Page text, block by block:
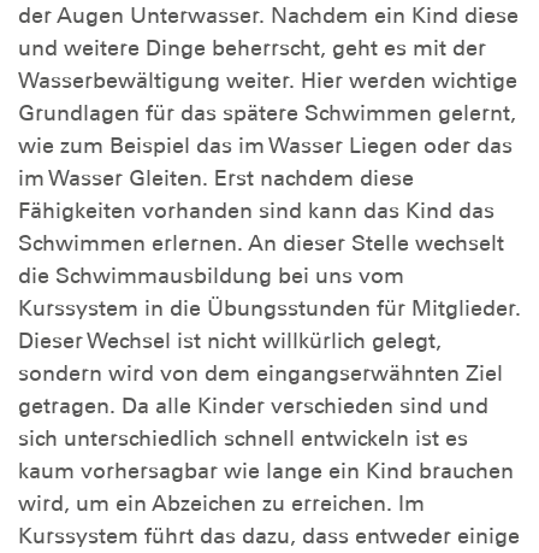
der Augen Unterwasser. Nachdem ein Kind diese
und weitere Dinge beherrscht, geht es mit der
Wasserbewältigung weiter. Hier werden wichtige
Grundlagen für das spätere Schwimmen gelernt,
wie zum Beispiel das im Wasser Liegen oder das
im Wasser Gleiten. Erst nachdem diese
Fähigkeiten vorhanden sind kann das Kind das
Schwimmen erlernen. An dieser Stelle wechselt
die Schwimmausbildung bei uns vom
Kurssystem in die Übungsstunden für Mitglieder.
Dieser Wechsel ist nicht willkürlich gelegt,
sondern wird von dem eingangserwähnten Ziel
getragen. Da alle Kinder verschieden sind und
sich unterschiedlich schnell entwickeln ist es
kaum vorhersagbar wie lange ein Kind brauchen
wird, um ein Abzeichen zu erreichen. Im
Kurssystem führt das dazu, dass entweder einige